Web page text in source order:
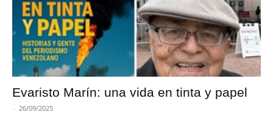
Evaristo Marín: una vida en tinta y papel
- 26/09/2025